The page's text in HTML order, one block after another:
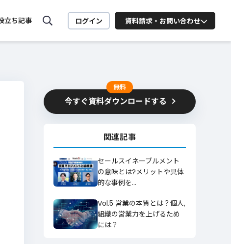
ート向け
セミナーを配信中
詳細を見る
立ち記事 ログイン 資料請求・お問い合わせ
お問い合わせはこちら
サービスに関するお問い合わせはこちら
お問い合わせ
無料
今すぐ資料ダウンロードする
関連記事
セールスイネーブルメント
の意味とは?メリットや具体
的な事例を…
Vol.5 営業の本質とは？個人,
組織の営業力を上げるため
には？